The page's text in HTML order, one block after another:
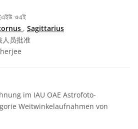
ওএই
, Sagittarius
人员批准
im IAU OAE Astrofoto-
Weitwinkelaufnahmen von